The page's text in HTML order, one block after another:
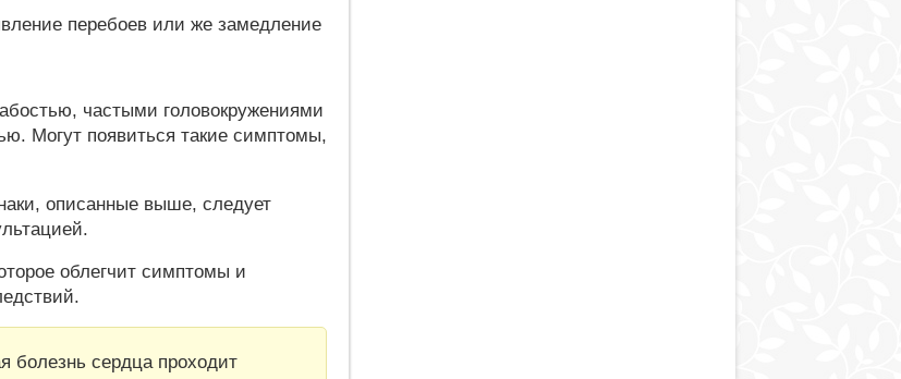
перебоев или же замедление
частыми головокружениями
Могут появиться такие симптомы,
описанные выше, следует
облегчит симптомы и
болезнь сердца проходит